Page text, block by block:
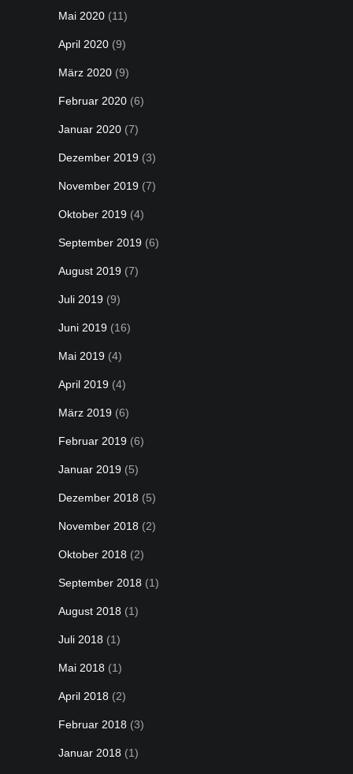
Mai 2020 (11)
April 2020 (9)
März 2020 (9)
Februar 2020 (6)
Januar 2020 (7)
Dezember 2019 (3)
November 2019 (7)
Oktober 2019 (4)
September 2019 (6)
August 2019 (7)
Juli 2019 (9)
Juni 2019 (16)
Mai 2019 (4)
April 2019 (4)
März 2019 (6)
Februar 2019 (6)
Januar 2019 (5)
Dezember 2018 (5)
November 2018 (2)
Oktober 2018 (2)
September 2018 (1)
August 2018 (1)
Juli 2018 (1)
Mai 2018 (1)
April 2018 (2)
Februar 2018 (3)
Januar 2018 (1)